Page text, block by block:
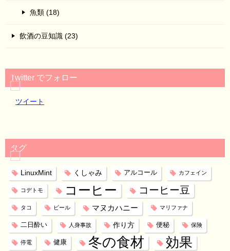
魚類 (18)
飲酒の豆知識 (23)
Twitter でフォロー
ツイート
タグ
LinuxMint くしゃみ アルコール カフェイン
コデトモ コーヒー コーヒー豆
タコ ビール マヌカハニー マリファナ
二日酔い 人身事故 作り方 便秘 保険
停電 健康 冬の食材 効果